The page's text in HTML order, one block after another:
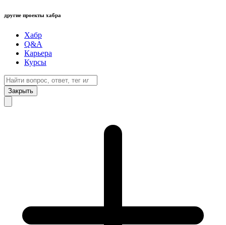
другие проекты хабра
Хабр
Q&A
Карьера
Курсы
Закрыть